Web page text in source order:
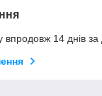
впродовж 14 днів за